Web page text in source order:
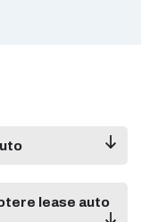
lease auto